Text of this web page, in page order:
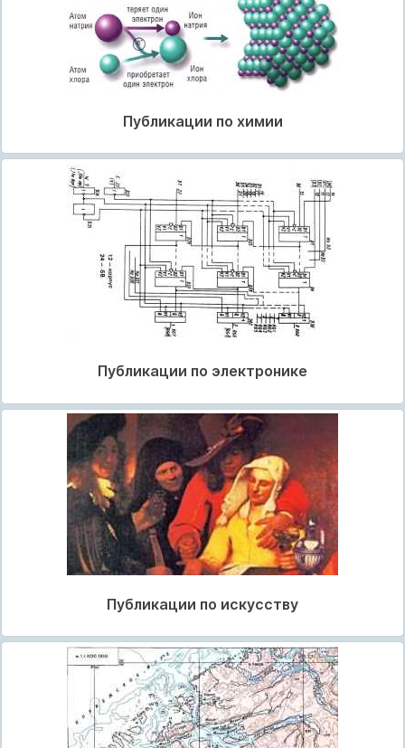
Публикации по химии
Публикации по электронике
Публикации по искусству